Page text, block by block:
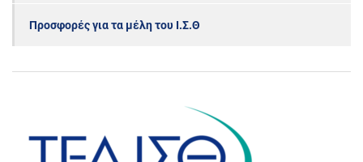
Προσφορές για τα μέλη του Ι.Σ.Θ